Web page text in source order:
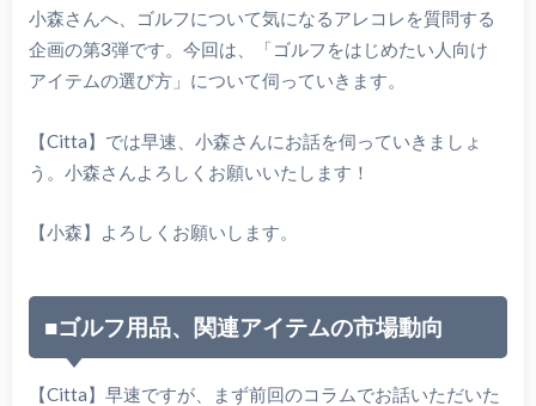
小森さんへ、ゴルフについて気になるアレコレを質問する
企画の第3弾です。今回は、「ゴルフをはじめたい人向け
アイテムの選び方」について伺っていきます。
【Citta】では早速、小森さんにお話を伺っていきましょ
う。小森さんよろしくお願いいたします！
【小森】よろしくお願いします。
■ゴルフ用品、関連アイテムの市場動向
【Citta】早速ですが、まず前回のコラムでお話いただいた